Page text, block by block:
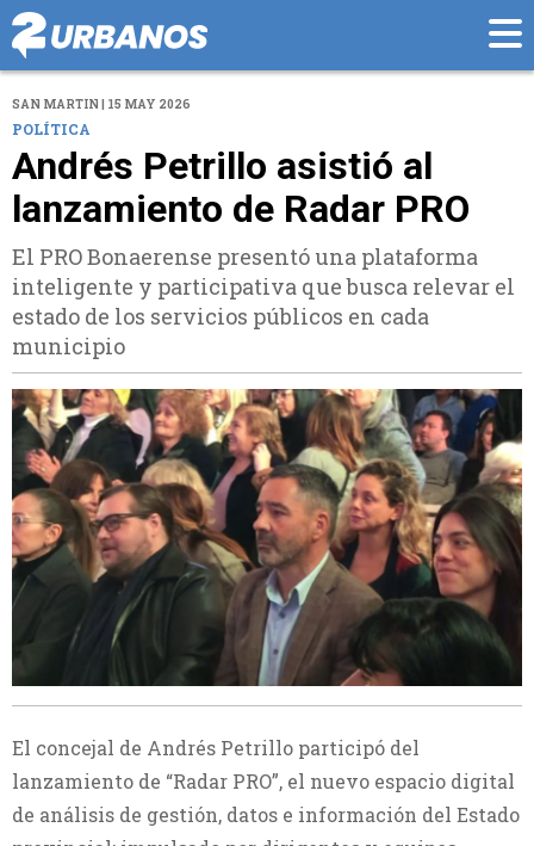
SAN MARTIN | 15 MAY 2026
POLÍTICA
Andrés Petrillo asistió al
lanzamiento de Radar PRO
El PRO Bonaerense presentó una plataforma
inteligente y participativa que busca relevar el
estado de los servicios públicos en cada
municipio
El concejal de Andrés Petrillo participó del
lanzamiento de “Radar PRO”, el nuevo espacio digital
de análisis de gestión, datos e información del Estado